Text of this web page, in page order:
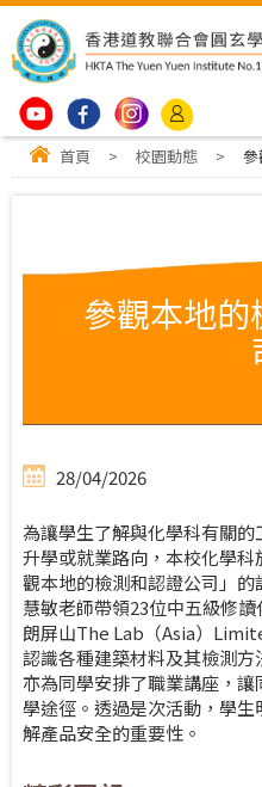
首頁 > 校園動態 >
參觀本地
28/04/2026
為讓學生了解與化學科有關
升學或就業路向，本校化學
觀本地的檢測和認證公司」
慧敏老師帶領23位中五級修
朗屏山The Lab（Asia）
認識各種建築材料及其檢測
亦為同學安排了職業講座，
學途徑。透過是次活動，學
解產品安全的重要性。